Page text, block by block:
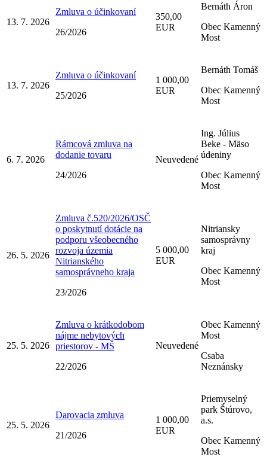
13. 7. 2026
Zmluva o účinkovaní
26/2026
350,00
EUR
Bernáth Áron
Obec Kamenný
Most
13. 7. 2026
Zmluva o účinkovaní
25/2026
1 000,00
EUR
Bernáth Tomáš
Obec Kamenný
Most
6. 7. 2026
Rámcová zmluva na
dodanie tovaru
24/2026
Neuvedené
Ing. Július
Beke - Mäso
údeniny
Obec Kamenný
Most
26. 5. 2026
Zmluva č.520/2026/OSČ
o poskytnutí dotácie na
podporu všeobecného
rozvoja územia
Nitrianského
samosprávneho kraja
23/2026
5 000,00
EUR
Nitriansky
samosprávny
kraj
Obec Kamenný
Most
25. 5. 2026
Zmluva o krátkodobom
nájme nebytových
priestorov - MŠ
22/2026
Neuvedené
Obec Kamenný
Most
Csaba
Neznánsky
25. 5. 2026
Darovacia zmluva
21/2026
1 000,00
EUR
Priemyselný
park Štúrovo,
a.s.
Obec Kamenný
Most